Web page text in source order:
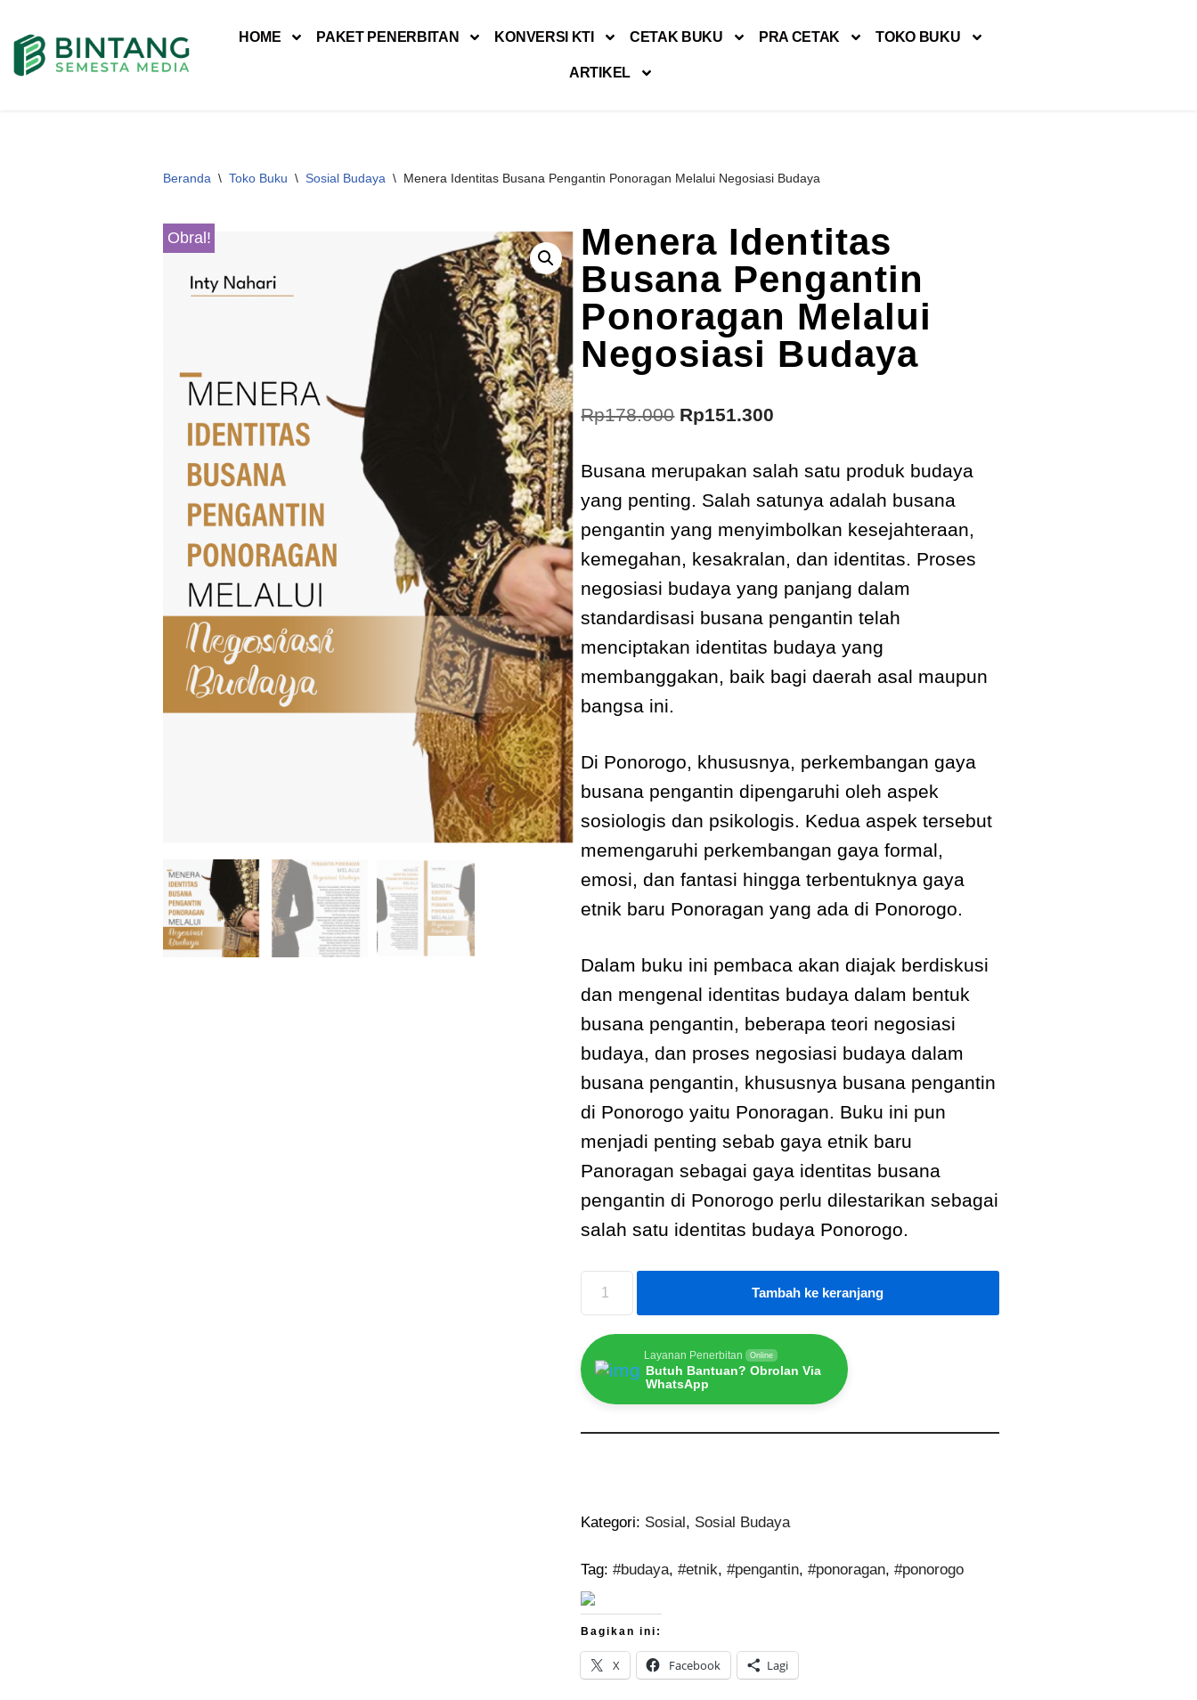
Lompat
ke
HOME PAKET PENERBITAN KONVERSI KTI CETAK BUKU PRA CETAK TOKO BUKU
ARTIKEL
Beranda \ Toko Buku \ Sosial Budaya \ Menera Identitas Busana Pengantin Ponoragan Melalui Negosiasi Budaya
Obral!
Menera Identitas
Busana Pengantin
Ponoragan Melalui
Negosiasi Budaya
Rp178.000 Rp151.300
Busana merupakan salah satu produk budaya
yang penting. Salah satunya adalah busana
pengantin yang menyimbolkan kesejahteraan,
kemegahan, kesakralan, dan identitas. Proses
negosiasi budaya yang panjang dalam
standardisasi busana pengantin telah
menciptakan identitas budaya yang
membanggakan, baik bagi daerah asal maupun
bangsa ini.
Di Ponorogo, khususnya, perkembangan gaya
busana pengantin dipengaruhi oleh aspek
sosiologis dan psikologis. Kedua aspek tersebut
memengaruhi perkembangan gaya formal,
emosi, dan fantasi hingga terbentuknya gaya
etnik baru Ponoragan yang ada di Ponorogo.
Dalam buku ini pembaca akan diajak berdiskusi
dan mengenal identitas budaya dalam bentuk
busana pengantin, beberapa teori negosiasi
budaya, dan proses negosiasi budaya dalam
busana pengantin, khususnya busana pengantin
di Ponorogo yaitu Ponoragan. Buku ini pun
menjadi penting sebab gaya etnik baru
Panoragan sebagai gaya identitas busana
pengantin di Ponorogo perlu dilestarikan sebagai
salah satu identitas budaya Ponorogo.
Tambah ke keranjang
Layanan Penerbitan Online
Butuh Bantuan? Obrolan Via
WhatsApp
Kategori: Sosial, Sosial Budaya
Tag:#budaya,#etnik,#pengantin,#ponoragan,#ponorogo
Bagikan ini:
X Facebook Lagi